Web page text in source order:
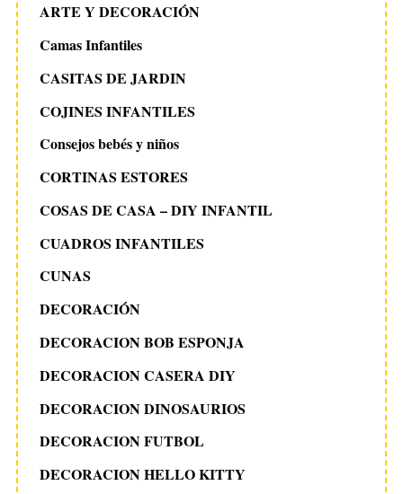
ARTE Y DECORACIÓN
Camas Infantiles
CASITAS DE JARDIN
COJINES INFANTILES
Consejos bebés y niños
CORTINAS ESTORES
COSAS DE CASA – DIY INFANTIL
CUADROS INFANTILES
CUNAS
DECORACIÓN
DECORACION BOB ESPONJA
DECORACION CASERA DIY
DECORACION DINOSAURIOS
DECORACION FUTBOL
DECORACION HELLO KITTY